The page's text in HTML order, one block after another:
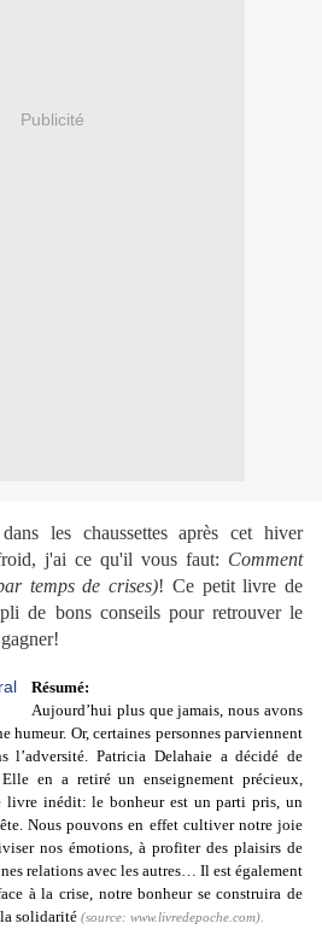
Publicité
les chaussettes après cet hiver
j'ai ce qu'il vous faut: Comment
temps de crises)! Ce petitlivre de
de bons conseils pour retrouver le
Résumé:
Aujourd’hui plus que jamais, nous avons
humeur. Or, certaines personnes parviennent
l’adversité. Patricia Delahaie a décidé de
en a retiré un enseignement précieux,
livre inédit: le bonheur est un parti pris, un
Nous pouvons en effet cultiver notre joie
nos émotions, à profiter des plaisirs de
relations avec les autres… Il est également
à la crise, notre bonheur se construira de
solidarité (source: www.livredepoche.com).